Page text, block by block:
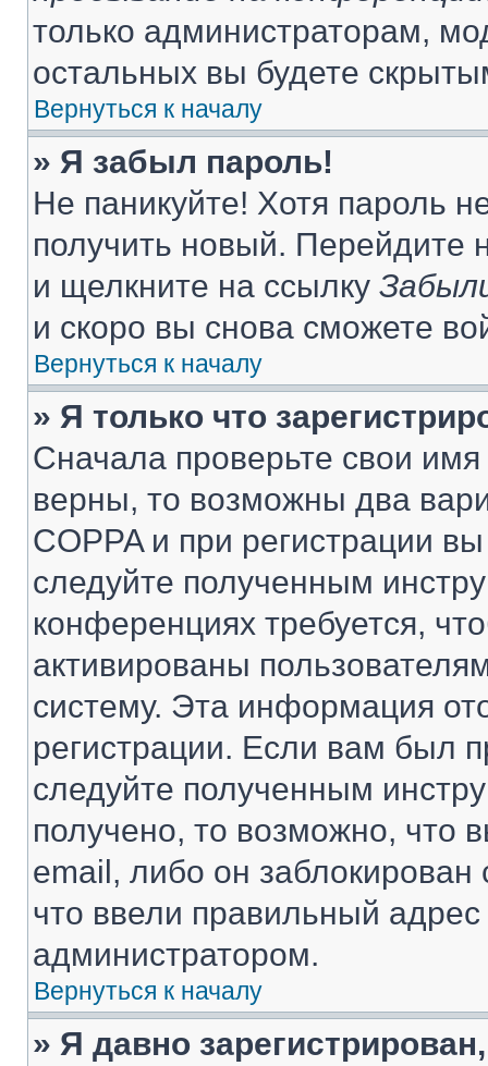
только администраторам,
остальных вы будете
Вернуться к началу
» Я забыл пароль!
Не паникуйте! Хотя пароль
получить новый. Перейдите
и щелкните на ссылку
и скоро вы снова сможете
Вернуться к началу
» Я только что
Сначала проверьте свои
верны, то возможны два
COPPA и при регистрации
следуйте полученным
конференциях требуется,
активированы
систему. Эта информация
регистрации. Если вам был
следуйте полученным
получено, то возможно, что
email, либо он
что ввели правильный адрес
администратором.
Вернуться к началу
» Я давно